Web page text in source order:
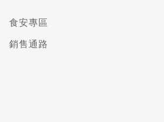
食安專區
銷售通路